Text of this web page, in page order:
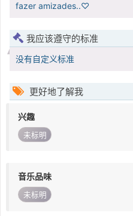
fazer amizades..♡
我应该遵守的标准
没有自定义标准
更好地了解我
兴趣
未标明
音乐品味
未标明